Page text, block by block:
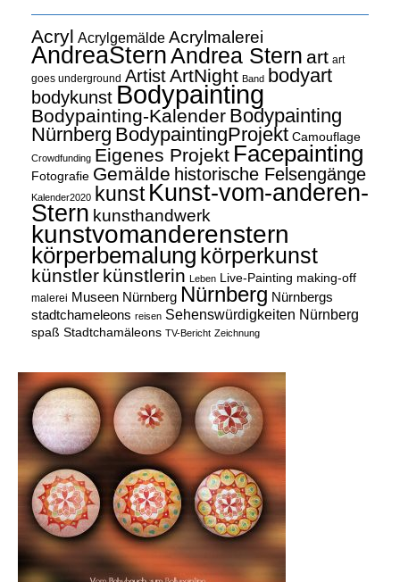
Acryl Acrylgemälde Acrylmalerei
AndreaSternAndrea Stern art art
goes underground ArtistArtNight Band bodyart
bodykunst Bodypainting
Bodypainting-Kalender Bodypainting
Nürnberg BodypaintingProjekt Camouflage
Crowdfunding Eigenes Projekt Facepainting
Fotografie Gemälde historische Felsengänge
Kalender2020 kunst Kunst-vom-anderen-
Stern kunsthandwerk
kunstvomanderenstern
körperbemalung körperkunst
künstler künstlerin Leben Live-Painting making-off
malerei Museen Nürnberg Nürnberg Nürnbergs
stadtchameleons reisen Sehenswürdigkeiten Nürnberg
spaß Stadtchamäleons TV-Bericht Zeichnung